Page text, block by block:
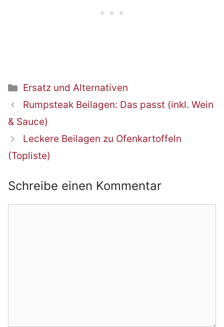
Kategorien
Ersatz und Alternativen
Beitrags-
Navigation
Rumpsteak Beilagen: Das passt (inkl. Wein
& Sauce)
Leckere Beilagen zu Ofenkartoffeln
(Topliste)
Schreibe einen Kommentar